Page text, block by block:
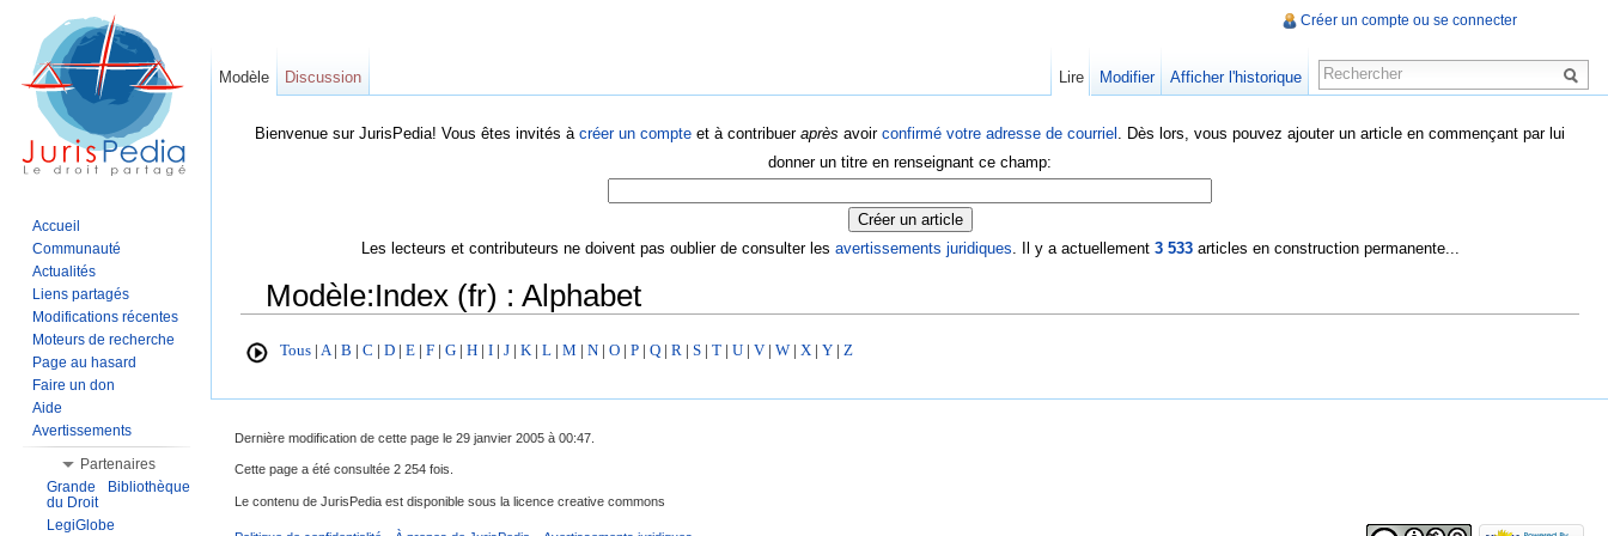
Bienvenue sur JurisPedia! Vous êtes invités à créer un compte et à contribuer après avoir confirmé votre adresse de courriel . Dès lors, vous pouvez ajouter un article en commençant par lui
donner un titre en renseignant ce champ:
Les lecteurs et contributeurs ne doivent pas oublier de consulter les avertissements juridiques. Il y a actuellement 3 533articles en construction permanente...
Modèle:Index (fr) : Alphabet
Tous | A | B | C | D | E | F | G | H | I | J | K | L | M | N | O | P | Q | R | S | T | U | V | W | X | Y | Z
Créer un compte ou se connecter
Modèle Discussion Lire Modifier Afficher l'historique
Accueil
Communauté
Actualités
Liens partagés
Modifications récentes
Moteurs de recherche
Page au hasard
Faire un don
Aide
Avertissements
Partenaires
Grande Bibliothèque
du Droit
LegiGlobe
Dernière modification de cette page le 29 janvier 2005 à 00:47.
Cette page a été consultée 2 254 fois.
Le contenu de JurisPedia est disponible sous la licence creative commons